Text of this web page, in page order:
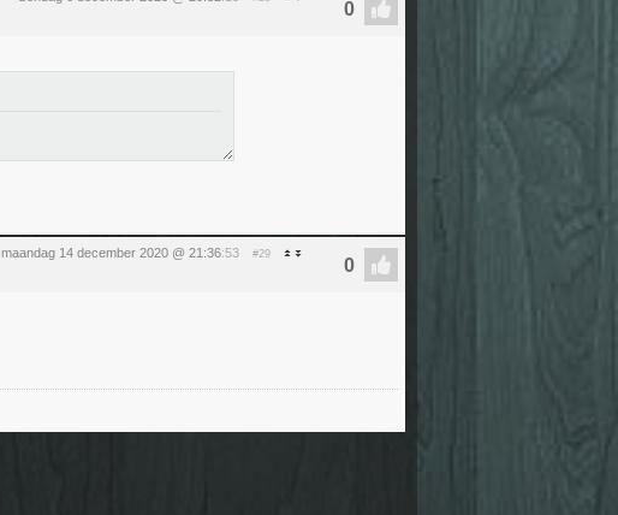
maandag 14 december 2020 @ 21:36:53 #29